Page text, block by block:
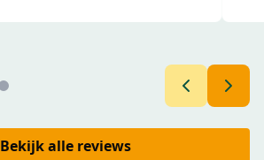
Bekijk alle reviews